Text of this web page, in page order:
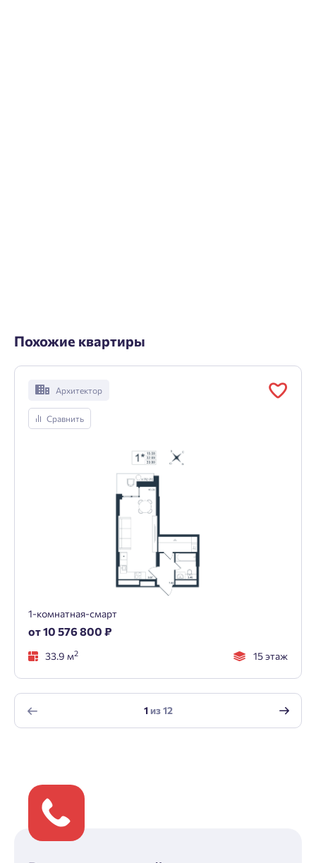
Похожие квартиры
Архитектор
Сравнить
1-комнатная-смарт
от 10 576 800 ₽
33.9 м2 15 этаж
1из12